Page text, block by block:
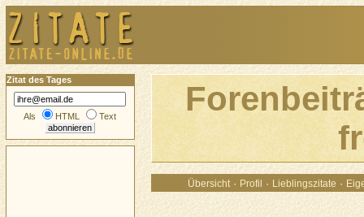
Übersicht · Profil · Lieblingszitate ·
Zitat des Tages
Als HTML Text